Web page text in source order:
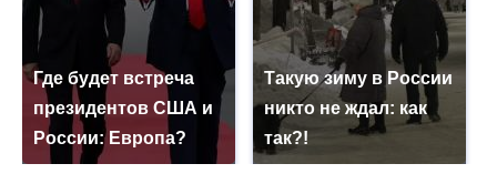
Где будет встреча
президентов США и
России: Европа?
Такую зиму в России
никто не ждал: как
так?!